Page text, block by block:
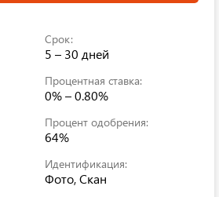
Срок:
5 – 30 дней
Процентная ставка:
0% – 0.80%
Процент одобрения:
64%
Идентификация:
Фото, Скан